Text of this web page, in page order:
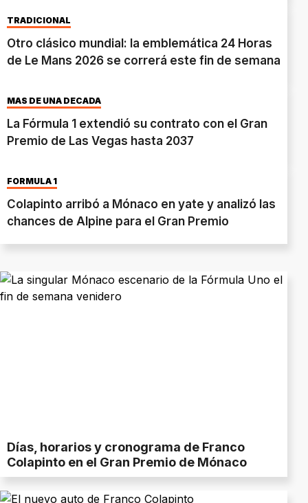
TRADICIONAL
Otro clásico mundial: la emblemática 24 Horas
de Le Mans 2026 se correrá este fin de semana
MÁS DE UNA DÉCADA
La Fórmula 1 extendió su contrato con el Gran
Premio de Las Vegas hasta 2037
FÓRMULA 1
Colapinto arribó a Mónaco en yate y analizó las
chances de Alpine para el Gran Premio
Días, horarios y cronograma de Franco
Colapinto en el Gran Premio de Mónaco